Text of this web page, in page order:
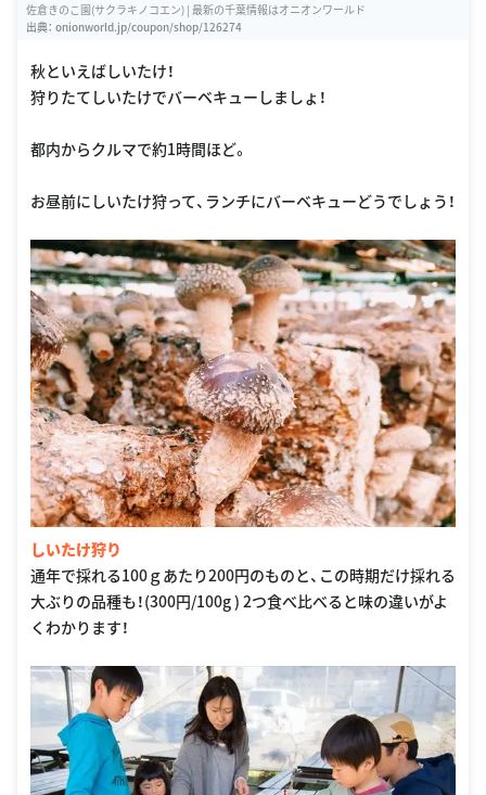
佐倉きのこ園(サクラキノコエン) | 最新の千葉情報はオニオンワールド
出典： onionworld.jp/coupon/shop/126274
秋といえばしいたけ！
狩りたてしいたけでバーベキューしましょ！
都内からクルマで約1時間ほど。
お昼前にしいたけ狩って、ランチにバーベキューどうでしょう！
しいたけ狩り
通年で採れる100ｇあたり200円のものと、この時期だけ採れる
大ぶりの品種も！(300円/100g ) 2つ食べ比べると味の違いがよ
くわかります！